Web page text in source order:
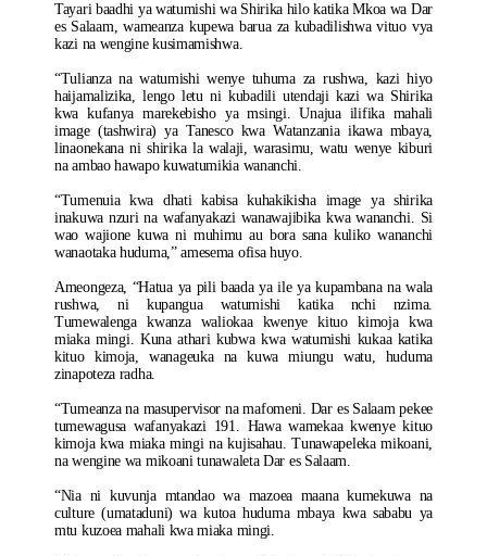
Tayari baadhi ya watumishi wa Shirika hilo katika Mkoa wa Dar
es Salaam, wameanza kupewa barua za kubadilishwa vituo vya
kazi na wengine kusimamishwa.
“Tulianza na watumishi wenye tuhuma za rushwa, kazi hiyo
haijamalizika, lengo letu ni kubadili utendaji kazi wa Shirika
kwa kufanya marekebisho ya msingi. Unajua ilifika mahali
image (tashwira) ya Tanesco kwa Watanzania ikawa mbaya,
linaonekana ni shirika la walaji, warasimu, watu wenye kiburi
na ambao hawapo kuwatumikia wananchi.
“Tumenuia kwa dhati kabisa kuhakikisha image ya shirika
inakuwa nzuri na wafanyakazi wanawajibika kwa wananchi. Si
wao wajione kuwa ni muhimu au bora sana kuliko wananchi
wanaotaka huduma,” amesema ofisa huyo.
Ameongeza, “Hatua ya pili baada ya ile ya kupambana na wala
rushwa, ni kupangua watumishi katika nchi nzima.
Tumewalenga kwanza waliokaa kwenye kituo kimoja kwa
miaka mingi. Kuna athari kubwa kwa watumishi kukaa katika
kituo kimoja, wanageuka na kuwa miungu watu, huduma
zinapoteza radha.
“Tumeanza na masupervisor na mafomeni. Dar es Salaam pekee
tumewagusa wafanyakazi 191. Hawa wamekaa kwenye kituo
kimoja kwa miaka mingi na kujisahau. Tunawapeleka mikoani,
na wengine wa mikoani tunawaleta Dar es Salaam.
“Nia ni kuvunja mtandao wa mazoea maana kumekuwa na
culture (umataduni) wa kutoa huduma mbaya kwa sababu ya
mtu kuzoea mahali kwa miaka mingi.